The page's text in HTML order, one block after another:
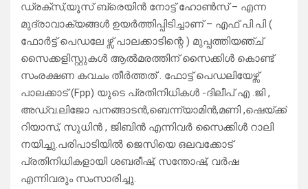
ഡ്രക്സ്,യൂസ് ബ്രെയിൻ നോട്ട് ഹോൺസ് – എന്ന
മുദ്രാവാക്യങ്ങൾ ഉയർത്തിപ്പിടിച്ചാണ് – എഫ് പി.പി (
ഫോർട്ട് പെഡലേ ഴ്സ് പാലക്കാടിന്റെ ) മുപ്പത്തിയഞ്ച്
സൈക്കളിസ്റ്റുകൾ ആൽമരത്തിന് സൈക്കിൾ കൊണ്ട്
സംരക്ഷണ കവചം തീർത്തത് . ഫോട്ട് പെഡലിയേഴ്സ്
പാലക്കാട് (Fpp) യുടെ പ്രതിനിധികൾ -ദിലീപ് എ .ജി ,
അഡ്വ.ലിജോ പനങ്ങാടൻ,ബെന്ന്യാമിൻ,മണി ,ഷെയ്ക്ക്
റിയാസ്, സുധിൻ , ജിബിൻ എന്നിവർ സൈക്കിൾ റാലി
നയിച്ചു.പരിപാടിയിൽ ജെസിയെ ഒലവക്കോട്
പ്രതിനിധികളായി ശബരീഷ്, സന്തോഷ്, വർഷ
എന്നിവരും സംസാരിച്ചു.